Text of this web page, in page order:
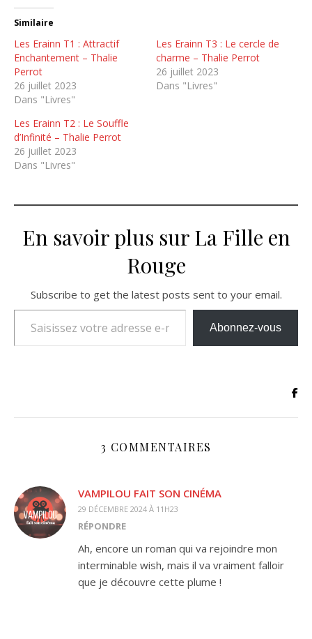
Similaire
Les Erainn T1 : Attractif
Enchantement – Thalie
Perrot
26 juillet 2023
Dans "Livres"
Les Erainn T3 : Le cercle de
charme – Thalie Perrot
26 juillet 2023
Dans "Livres"
Les Erainn T2 : Le Souffle
d’Infinité – Thalie Perrot
26 juillet 2023
Dans "Livres"
En savoir plus sur La Fille en
Rouge
Subscribe to get the latest posts sent to your email.
Saisissez votre adresse e-mail…
Abonnez-vous
3 COMMENTAIRES
VAMPILOU FAIT SON CINÉMA
29 DÉCEMBRE 2024 À 11H23
RÉPONDRE
Ah, encore un roman qui va rejoindre mon
interminable wish, mais il va vraiment falloir
que je découvre cette plume !